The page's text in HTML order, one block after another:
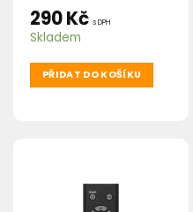
290Kč s DPH
Skladem
PŘIDAT DO KOŠÍKU